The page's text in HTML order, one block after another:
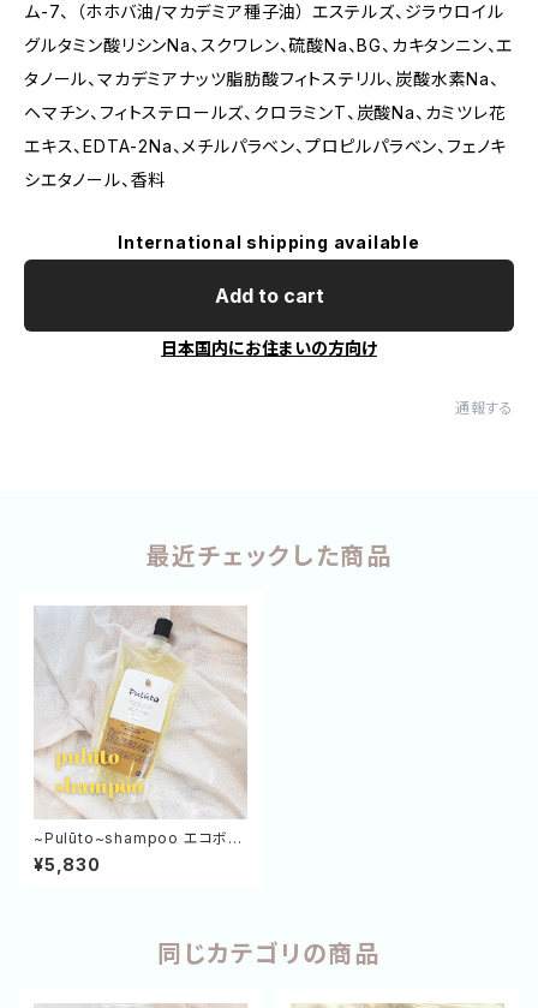
ム-7、 （ホホバ油/マカデミア種子油） エステルズ、ジラウロイル
グルタミン酸リシンNa、スクワレン、硫酸Na、BG、カキタンニン、エ
タノール、マカデミアナッツ脂肪酸フィトステリル、炭酸水素Na、
ヘマチン、フィトステロールズ、クロラミンT、炭酸Na、カミツレ花
エキス、EDTA-2Na、メチルパラベン、プロピルパラベン、フェノキ
シエタノール、香料
International shipping available
Add to cart
日本国内にお住まいの方向け
通報する
最近チェックした商品
~Pulūto~shampoo エコボト
ル 500㎖
¥5,830
同じカテゴリの商品